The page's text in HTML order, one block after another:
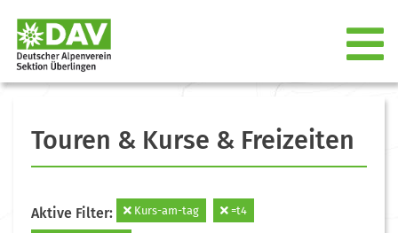
Touren & Kurse & Freizeiten
Aktive Filter: Kurs-am-tag =t4